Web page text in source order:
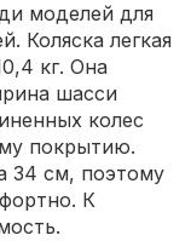
моделей для
Коляска легкая
кг. Она
шасси
колес
покрытию.
34 см, поэтому
К